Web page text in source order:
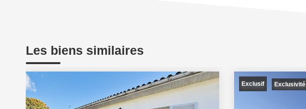
Les biens similaires
Exclusif